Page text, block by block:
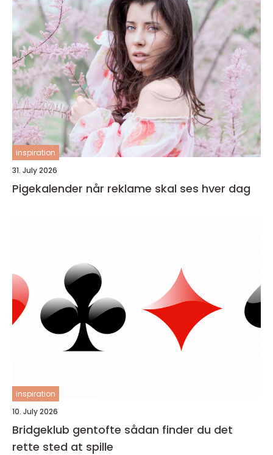
inspiration
31. July 2026
Pigekalender når reklame skal ses hver dag
inspiration
10. July 2026
Bridgeklub gentofte sådan finder du det
rette sted at spille